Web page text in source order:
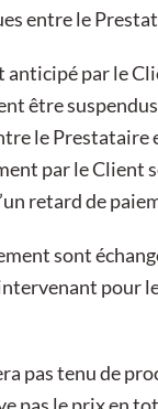
entre le
anticipé par le
être
le Prestataire
par le Client
retard de
sont
pour
pas tenu de